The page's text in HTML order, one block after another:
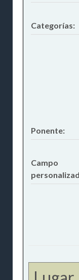
Categorías:
Ponente:
Campo